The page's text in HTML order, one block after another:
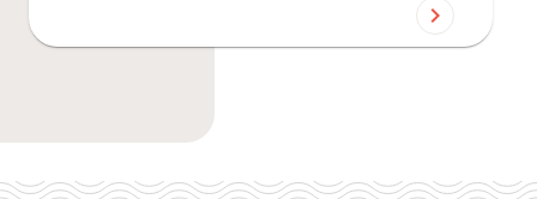
chevron_right